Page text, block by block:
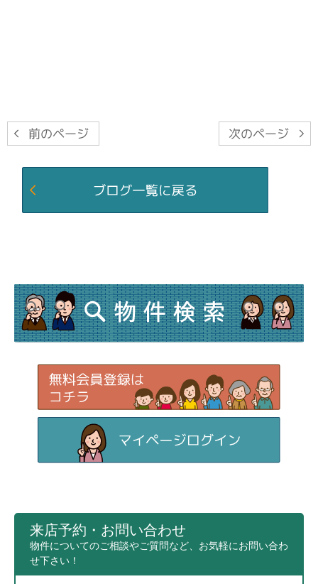
来店予約・お問い合わせ
物件についてのご相談やご質問など、お気軽にお問い合わ
せ下さい！